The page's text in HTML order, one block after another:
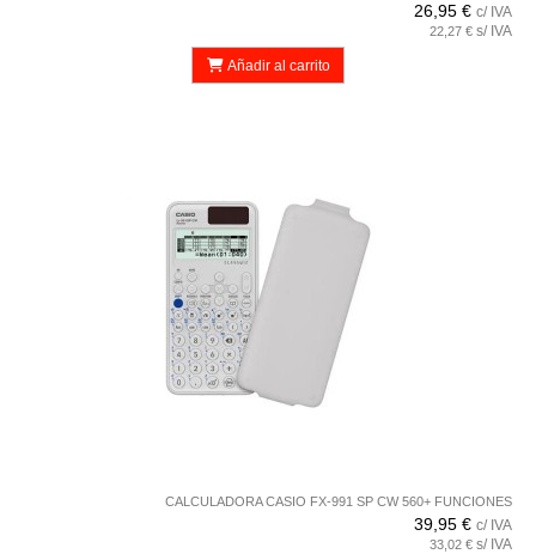
26,95 € c/ IVA
22,27 € s/ IVA
Añadir al carrito
CALCULADORA CASIO FX-991 SP CW 560+ FUNCIONES
39,95 € c/ IVA
33,02 € s/ IVA